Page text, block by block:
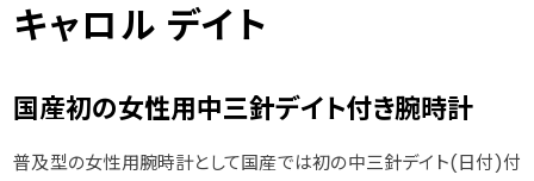
キャロル デイト
国産初の女性用中三針デイト付き腕時計
普及型の女性用腕時計として国産では初の中三針デイト(日付)付